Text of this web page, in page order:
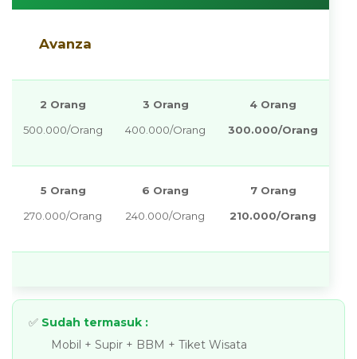
Avanza
2 Orang
500.000/Orang
3 Orang
400.000/Orang
4 Orang
300.000/Orang
5 Orang
270.000/Orang
6 Orang
240.000/Orang
7 Orang
210.000/Orang
✅ Sudah termasuk :
Mobil + Supir + BBM + Tiket Wisata